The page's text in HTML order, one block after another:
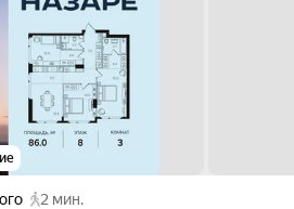
2 мин.